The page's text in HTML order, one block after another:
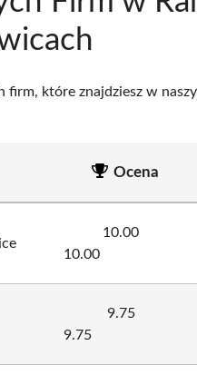
firm, które znajdziesz w
Ocena
10.00
10.00
9.75
9.75